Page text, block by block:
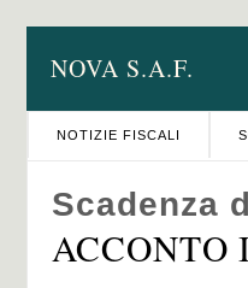
NOVA S.A.F.
NOTIZIE FISCALI
Scadenza
ACCONTO